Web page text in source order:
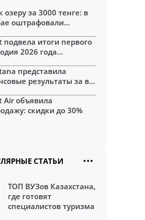
озеру за 3000 тенге: в
оштрафовали...
подвела итоги первого
2026 года...
представила
результаты за в...
Air объявила
скидки до 30%
СТАТЬИ
ТОП ВУЗов Казахстана,
где готовят
специалистов туризма